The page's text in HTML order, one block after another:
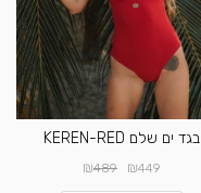
בגד ים שלם KEREN-RED
₪449
₪489